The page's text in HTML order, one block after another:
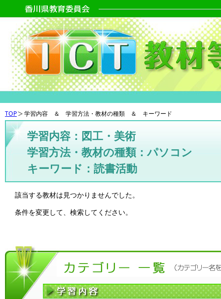
TOP 学習内容 ＆ 学習方法・教材の種類 ＆ キーワード
学習内容：図工・美術
学習方法・教材の種類：パソコン
キーワード：読書活動
該当する教材は見つかりませんでした。
条件を変更して、検索してください。